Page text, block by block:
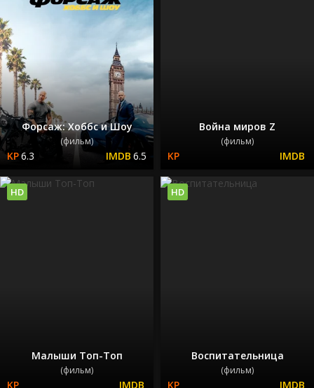
Форсаж: Хоббс и Шоу
(фильм)
6.3 6.5
Война миров Z
(фильм)
Малыши Топ-Топ
(фильм)
HD
Воспитательница
(фильм)
HD